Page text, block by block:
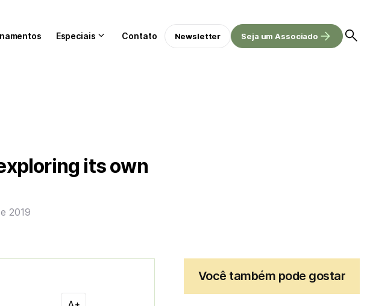
Especiais Contato Newsletter Seja um Associado
its own
2019
Você também pode gostar